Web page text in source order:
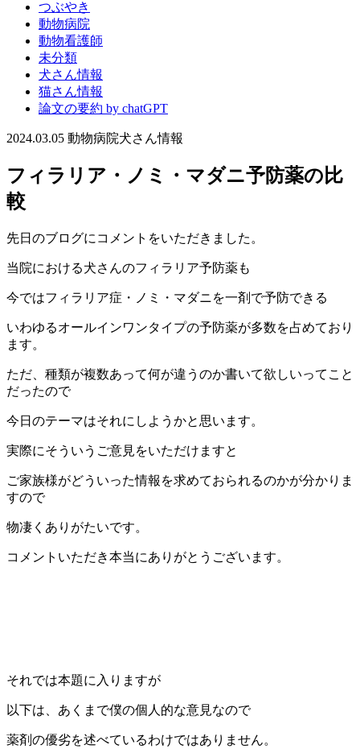
つぶやき
動物病院
動物看護師
未分類
犬さん情報
猫さん情報
論文の要約 by chatGPT
2024.03.05 動物病院犬さん情報
フィラリア・ノミ・マダニ予防薬の比
較
先日のブログにコメントをいただきました。
当院における犬さんのフィラリア予防薬も
今ではフィラリア症・ノミ・マダニを一剤で予防できる
いわゆるオールインワンタイプの予防薬が多数を占めており
ます。
ただ、種類が複数あって何が違うのか書いて欲しいってこと
だったので
今日のテーマはそれにしようかと思います。
実際にそういうご意見をいただけますと
ご家族様がどういった情報を求めておられるのかが分かりま
すので
物凄くありがたいです。
コメントいただき本当にありがとうございます。
それでは本題に入りますが
以下は、あくまで僕の個人的な意見なので
薬剤の優劣を述べているわけではありません。